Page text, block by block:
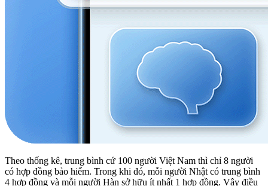
Theo thống kê, trung bình cứ 100 người Việt Nam thì chỉ 8 người
có hợp đồng bảo hiểm. Trong khi đó, mỗi người Nhật có trung bình
4 hợp đồng và mỗi người Hàn sở hữu ít nhất 1 hợp đồng. Vậy điều